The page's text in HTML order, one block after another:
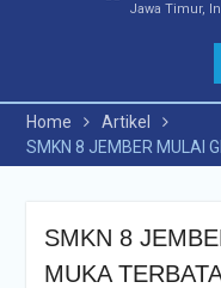
Jawa Timur,
Home
Artikel
SMKN 8 JEMBER MULAI
SMKN 8
MUKA